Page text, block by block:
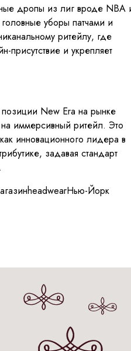
дропы из лиг вроде NBA
уборы патчами и
ритейлу, где
присутствие и укрепляет
позиции New Era на рынке
иммерсивный ритейл. Это
инновационного лидера в
задавая стандарт
headwearНью-Йорк